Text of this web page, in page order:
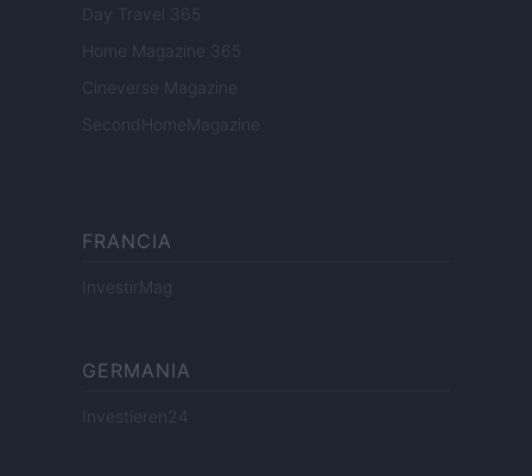
Day Travel 365
Home Magazine 365
Cineverse Magazine
SecondHomeMagazine
FRANCIA
InvestirMag
GERMANIA
Investieren24